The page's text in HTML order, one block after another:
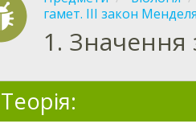
гамет. ІІІ закон Менделя
1. Значення
Теорія: